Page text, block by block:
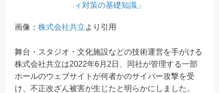
ィ対策の基礎知識」
画像： 株式会社共立より引用
舞台・スタジオ・文化施設などの技術運営を手がける
株式会社共立は2022年6月2日、同社が管理する一部
ホールのウェブサイトが何者かのサイバー攻撃を受
け、不正改ざん被害が生じたと明らかにしました。